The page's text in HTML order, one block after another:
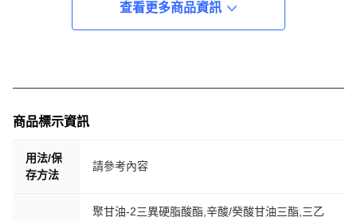
查看更多商品資訊
商品標示資訊
用法/保
存方法
請參考內容
聚甘油-2三異硬脂酸酯,辛酸/癸酸甘油三酯,三乙